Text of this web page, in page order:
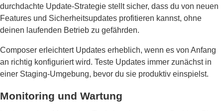
durchdachte Update-Strategie stellt sicher, dass du von neuen
Features und Sicherheitsupdates profitieren kannst, ohne
deinen laufenden Betrieb zu gefährden.
Composer erleichtert Updates erheblich, wenn es von Anfang
an richtig konfiguriert wird. Teste Updates immer zunächst in
einer Staging-Umgebung, bevor du sie produktiv einspielst.
Monitoring und Wartung